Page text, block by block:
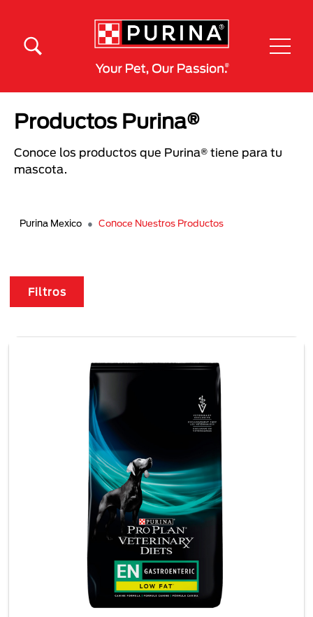
Productos Purina®
Conoce los productos que Purina® tiene para tu
mascota.
Purina Mexico Conoce Nuestros Productos
Filtros